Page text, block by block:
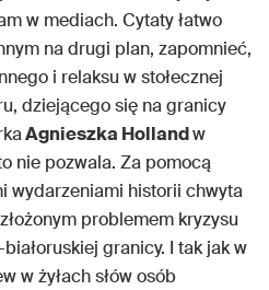
w mediach. Cytaty łatwo
na drugi plan, zapomnieć,
i relaksu w stołecznej
dziejącego się na granicy
Agnieszka Hollandw
nie pozwala. Za pomocą
wydarzeniami historii chwyta
problemem kryzysu
granicy. I tak jak w
w żyłach słów osób